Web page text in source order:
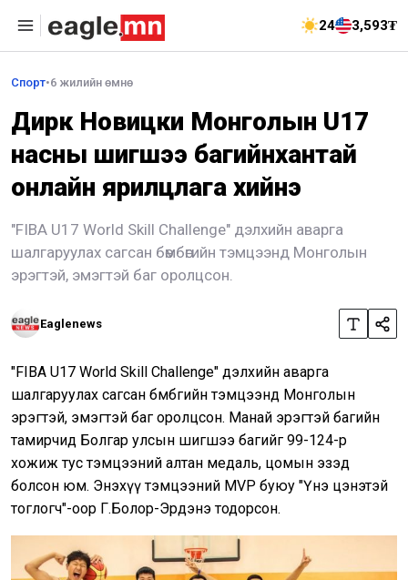
24 3,593₮
Спорт•6 жилийн өмнө
Дирк Новицки Монголын U17
насны шигшээ багийнхантай
онлайн ярилцлага хийнэ
"FIBA U17 World Skill Challenge" дэлхийн аварга
шалгаруулах сагсан бөмбөгийн тэмцээнд Монголын
эрэгтэй, эмэгтэй баг оролцсон.
Eaglenews
"FIBA U17 World Skill Challenge" дэлхийн аварга
шалгаруулах сагсан бөмбөгийн тэмцээнд Монголын
эрэгтэй, эмэгтэй баг оролцсон. Манай эрэгтэй багийн
тамирчид Болгар улсын шигшээ багийг 99-124-өөр
хожиж тус тэмцээний алтан медаль, цомын эзэд
болсон юм. Энэхүү тэмцээний MVP буюу "Үнэ цэнэтэй
тоглогч"-оор Г.Болор-Эрдэнэ тодорсон.